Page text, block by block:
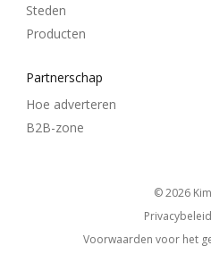
Steden
Producten
Partnerschap
Hoe adverteren
B2B-zone
© 2026
Voorwaarden voor het